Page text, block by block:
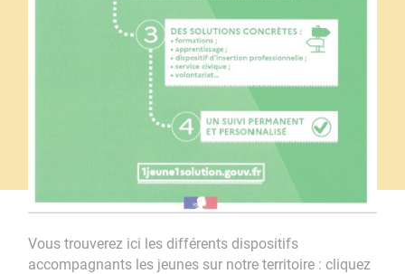
Vous trouverez ici les différents dispositifs
accompagnants les jeunes sur notre territoire : cliquez